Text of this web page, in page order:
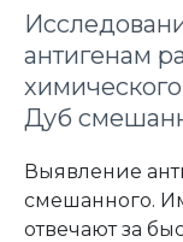
антигенам
Дуб
Выявление
смешанного.
отвечают за